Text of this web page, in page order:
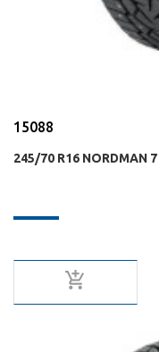
15088
245/70 R16 NORDMAN